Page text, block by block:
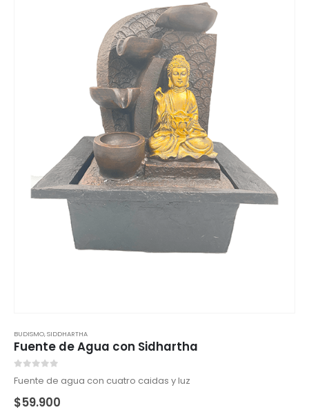
BUDISMO,SIDDHARTHA
Fuente de Agua con Sidhartha
Fuente de agua con cuatro caidas y luz
$59.900